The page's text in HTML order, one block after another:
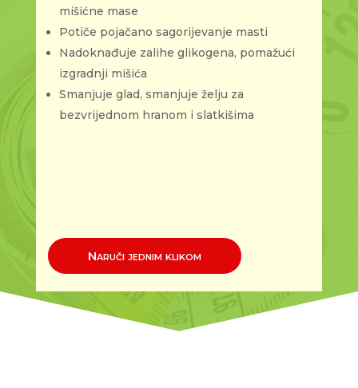
mišićne mase
Potiče pojačano sagorijevanje masti
Nadoknađuje zalihe glikogena, pomažući
izgradnji mišića
Smanjuje glad, smanjuje želju za
bezvrijednom hranom i slatkišima
Naruči jednim klikom